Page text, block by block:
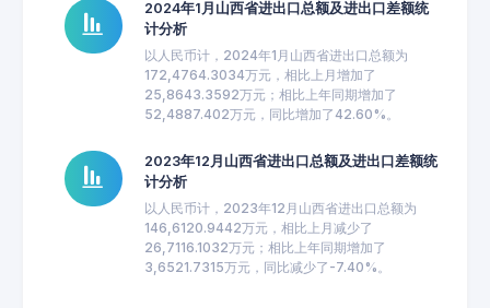
2024年1月山西省进出口总额及进出口差额统
计分析
以人民币计，2024年1月山西省进出口总额为
172,4764.3034万元，相比上月增加了
25,8643.3592万元；相比上年同期增加了
52,4887.402万元，同比增加了42.60%。
2023年12月山西省进出口总额及进出口差额统
计分析
以人民币计，2023年12月山西省进出口总额为
146,6120.9442万元，相比上月减少了
26,7116.1032万元；相比上年同期增加了
3,6521.7315万元，同比减少了-7.40%。